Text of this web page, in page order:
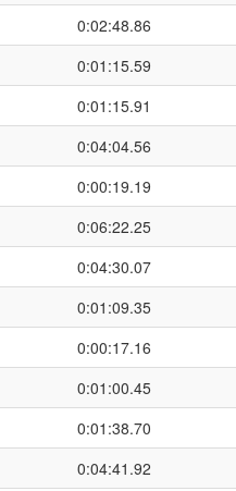
0:02:48.86
0:01:15.59
0:01:15.91
0:04:04.56
0:00:19.19
0:06:22.25
0:04:30.07
0:01:09.35
0:00:17.16
0:01:00.45
0:01:38.70
0:04:41.92